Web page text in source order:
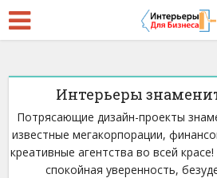
Интерьеры
Потрясающие дизайн-проекты
известные мегакорпорации,
креативные агентства во всей
спокойная уверенность,